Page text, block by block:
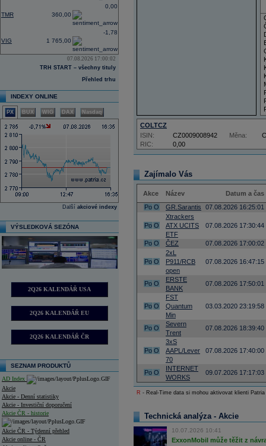
TMR 360,00
0,00
VIG 1 765,00
-1,78
07.08.2026 17:00:02
TRH START – všechny tituly
Přehled trhu
INDEXY ONLINE
PX BUX WIG DAX Nasdaq
Další akciové indexy
VÝSLEDKOVÁ SEZÓNA
2Q26 KALENDÁŘ USA
2Q26 KALENDÁŘ EU
2Q26 KALENDÁŘ ČR
SEZNAM PRODUKTŮ
AD Index
Akcie
Akcie - Denní statistiky
Akcie - Investiční doporučení
Akcie ČR - historie
Akcie ČR - Týdenní přehled
Akcie online - ČR
COLTCZ
RIC: 0,00
ISIN: CZ0009008942 Měna:
Zajímalo Vás
Akce Název
Datum a čas
Po O GR.Sarantis 07.08.2026 16:25:01
Po O
Xtrackers
ATX UCITS
ETF
07.08.2026 17:30:44
Po O ČEZ 07.08.2026 17:00:02
Po O
2xL
P911/RCB
open
07.08.2026 16:47:15
Po O
ERSTE
BANK
07.08.2026 17:50:01
Po O
FST
Quantum
Min
03.03.2020 23:19:58
Po O
Severn
Trent
07.08.2026 18:39:40
Po O
3xS
AAPL/Lever
70
07.08.2026 17:40:00
Po O
INTERNET
WORKS
09.07.2026 17:17:03
R - Real-Time data si mohou aktivovat klienti
Technická analýza - Akcie
10.07.2026 10:41
ExxonMobil může těžit z